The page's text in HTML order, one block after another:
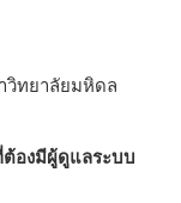
ทยาลัยมหิดล
ต้องมีผู้ดูแลระบบ